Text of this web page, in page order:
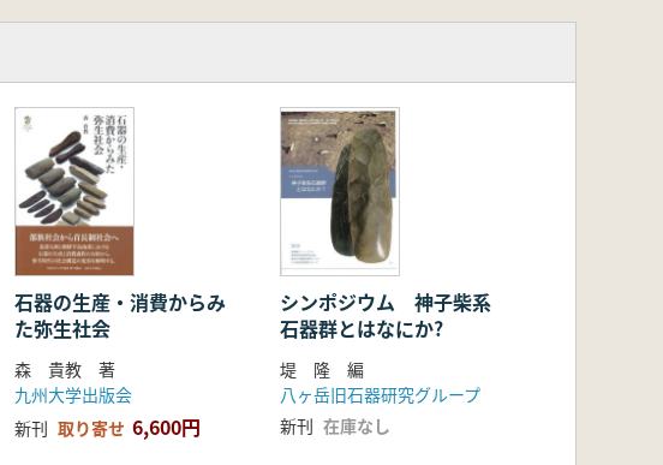
石器の生産・消費からみ
た弥生社会
森 貴教 著
九州大学出版会
新刊 取り寄せ 6,600円
シンポジウム 神子柴系
石器群とはなにか?
堤 隆 編
八ヶ岳旧石器研究グループ
新刊 在庫なし